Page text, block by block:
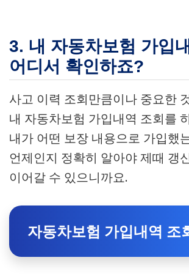
3. 내 자동차보험 가입
어디서 확인하죠?
사고 이력 조회만큼이나 중요한
내 자동차보험 가입내역 조회를
내가 어떤 보장 내용으로 가입했
언제인지 정확히 알아야 제때 갱
이어갈 수 있으니까요.
자동차보험 가입내역 조